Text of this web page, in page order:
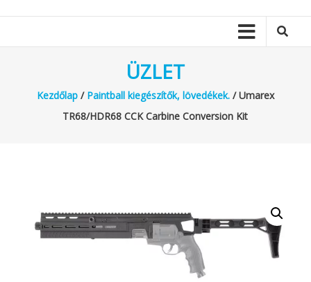
ÜZLET
Kezdőlap/ Paintball kiegészítők, lövedékek./ Umarex
TR68/HDR68 CCK Carbine Conversion Kit